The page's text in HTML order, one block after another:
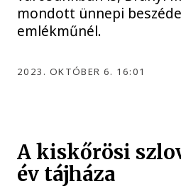
mondott ünnepi
emlékműnél.
2023. OKTÓBER 6. 16:01
A kiskőrösi
év tájháza